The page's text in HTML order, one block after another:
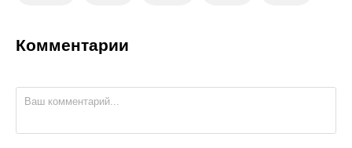
Комментарии